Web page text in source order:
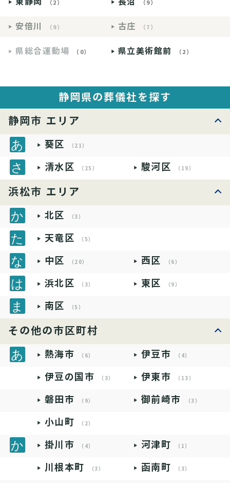
（2） （9）
安倍川 （9） 古庄 （7）
県総合運動場 （0） 県立美術館前 （2）
静岡県の葬儀社を探す
静岡市 エリア
葵区 （21）
清水区 （25） 駿河区 （19）
浜松市 エリア
北区 （3）
天竜区 （5）
中区 （20） 西区 （6）
浜北区 （3） 東区 （9）
南区 （5）
その他の市区町村
熱海市 （6） 伊豆市 （4）
伊豆の国市 （3） 伊東市 （13）
磐田市 （9） 御前崎市 （3）
小山町 （2）
掛川市 （4） 河津町 （1）
川根本町 （3） 函南町 （3）